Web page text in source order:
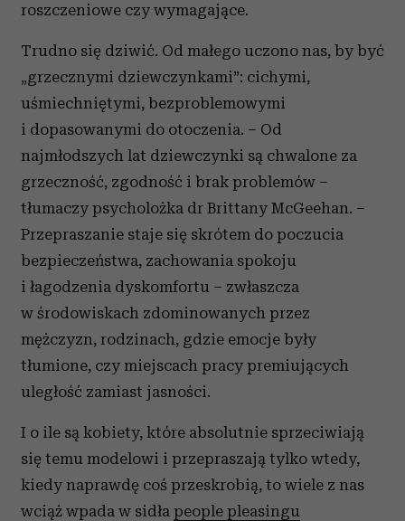
roszczeniowe czy wymagające.
Trudno się dziwić. Od małego uczono nas, by być
„grzecznymi dziewczynkami”: cichymi,
uśmiechniętymi, bezproblemowymi
i dopasowanymi do otoczenia. – Od
najmłodszych lat dziewczynki są chwalone za
grzeczność, zgodność i brak problemów –
tłumaczy psycholożka dr Brittany McGeehan. –
Przepraszanie staje się skrótem do poczucia
bezpieczeństwa, zachowania spokoju
i łagodzenia dyskomfortu – zwłaszcza
w środowiskach zdominowanych przez
mężczyzn, rodzinach, gdzie emocje były
tłumione, czy miejscach pracy premiujących
uległość zamiast jasności.
I o ile są kobiety, które absolutnie sprzeciwiają
się temu modelowi i przepraszają tylko wtedy,
kiedy naprawdę coś przeskrobią, to wiele z nas
wciąż wpada w sidła people pleasingu